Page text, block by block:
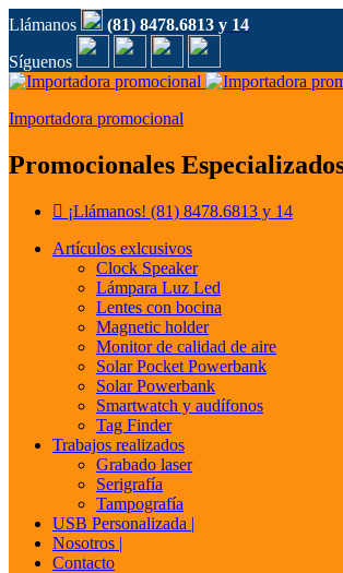
Llámanos
(81) 8478.6813 y 14
Síguenos
Importadora promocional
Promocionales
¡Llámanos! (81) 8478.6813 y 14
Artículos exlcusivos
Clock Speaker
Lámpara Luz Led
Lentes con bocina
Magnetic holder
Monitor de calidad de aire
Solar Pocket Powerbank
Solar Powerbank
Smartwatch y audífonos
Tag Finder
Trabajos realizados
Grabado laser
Serigrafía
Tampografía
USB Personalizada |
Nosotros |
Contacto